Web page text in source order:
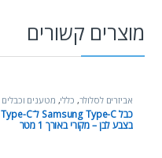
מוצרים קשורים
אביזרים לסלולר, כללי, מטענים וכבלים
כבל Samsung Type-C ל־Type-C
בצבע לבן – מקורי באורך 1 מטר